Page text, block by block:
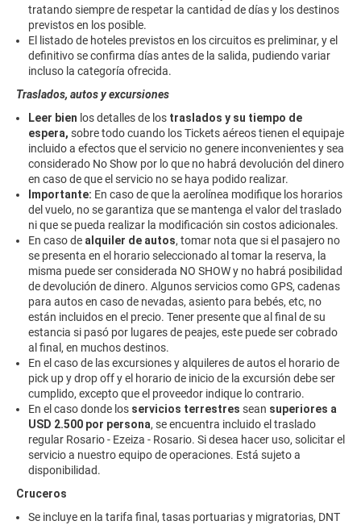
tratando siempre de respetar la cantidad de días y los destinos
previstos en los posible.
El listado de hoteles previstos en los circuitos es preliminar, y el
definitivo se confirma días antes de la salida, pudiendo variar
incluso la categoría ofrecida.
Traslados, autos y excursiones
Leer bien los detalles de los traslados y su tiempo de
espera, sobre todo cuando los Tickets aéreos tienen el equipaje
incluido a efectos que el servicio no genere inconvenientes y sea
considerado No Show por lo que no habrá devolución del dinero
en caso de que el servicio no se haya podido realizar.
Importante: En caso de que la aerolínea modifique los horarios
del vuelo, no se garantiza que se mantenga el valor del traslado
ni que se pueda realizar la modificación sin costos adicionales.
En caso de alquiler de autos, tomar nota que si el pasajero no
se presenta en el horario seleccionado al tomar la reserva, la
misma puede ser considerada NO SHOW y no habrá posibilidad
de devolución de dinero. Algunos servicios como GPS, cadenas
para autos en caso de nevadas, asiento para bebés, etc, no
están incluidos en el precio. Tener presente que al final de su
estancia si pasó por lugares de peajes, este puede ser cobrado
al final, en muchos destinos.
En el caso de las excursiones y alquileres de autos el horario de
pick up y drop off y el horario de inicio de la excursión debe ser
cumplido, excepto que el proveedor indique lo contrario.
En el caso donde los servicios terrestres sean superiores a
USD 2.500 por persona, se encuentra incluido el traslado
regular Rosario - Ezeiza - Rosario. Si desea hacer uso, solicitar el
servicio a nuestro equipo de operaciones. Está sujeto a
disponibilidad.
Cruceros
Se incluye en la tarifa final, tasas portuarias y migratorias, DNT